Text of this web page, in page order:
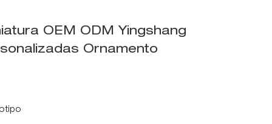
OEM ODM Yingshang
Ornamento